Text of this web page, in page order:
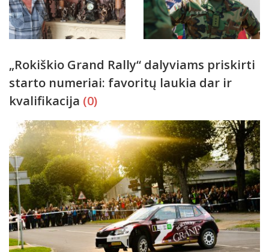
„Rokiškio Grand Rally“ dalyviams priskirti
starto numeriai: favoritų laukia dar ir
kvalifikacija (0)